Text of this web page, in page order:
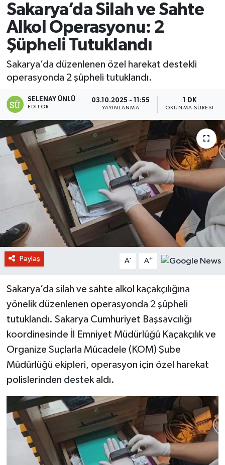
Sakarya’da Silah ve Sahte
Alkol Operasyonu: 2
Şüpheli Tutuklandı
Sakarya’da düzenlenen özel harekat destekli
operasyonda 2 şüpheli tutuklandı.
SELENAY ÜNLÜ
EDITÖR
03.10.2025 - 11:55
YAYINLANMA
1 DK
OKUNMA SÜRESI
Paylaş A- A+
Sakarya’da silah ve sahte alkol kaçakçılığına
yönelik düzenlenen operasyonda 2 şüpheli
tutuklandı. Sakarya Cumhuriyet Başsavcılığı
koordinesinde İl Emniyet Müdürlüğü Kaçakçılık ve
Organize Suçlarla Mücadele (KOM) Şube
Müdürlüğü ekipleri, operasyon için özel harekat
polislerinden destek aldı.